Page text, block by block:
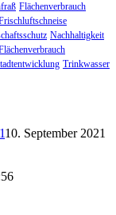
Flächenverbrauch
Nachhaltigkeit
Trinkwasser
10. September 2021